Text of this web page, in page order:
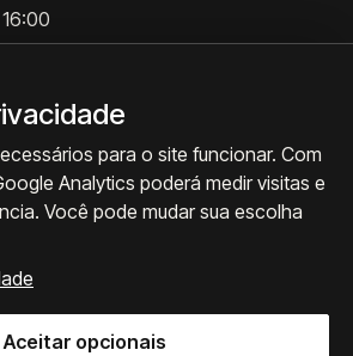
Siga a ProArte
Exposições, obras e
bastidores.
para o site funcionar. Com
Analytics poderá medir visitas e
Você pode mudar sua escolha
Aceitar opcionais